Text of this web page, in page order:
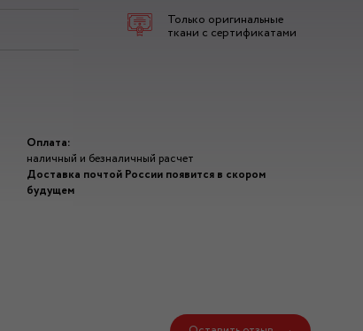
Только оригинальные
ткани с сертификатами
Оплата:
наличный и безналичный расчет
Доставка почтой России появится в скором
будущем